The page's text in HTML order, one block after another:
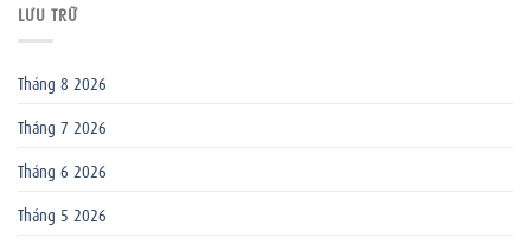
LƯU TRỮ
Tháng 8 2026
Tháng 7 2026
Tháng 6 2026
Tháng 5 2026